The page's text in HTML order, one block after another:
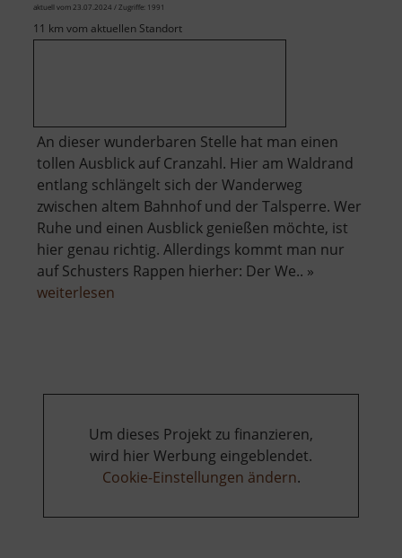
aktuell vom 23.07.2024 / Zugriffe: 1991
11 km vom aktuellen Standort
An dieser wunderbaren Stelle hat man einen
tollen Ausblick auf Cranzahl. Hier am Waldrand
entlang schlängelt sich der Wanderweg
zwischen altem Bahnhof und der Talsperre. Wer
Ruhe und einen Ausblick genießen möchte, ist
hier genau richtig. Allerdings kommt man nur
auf Schusters Rappen hierher: Der We.. »
weiterlesen
Um dieses Projekt zu finanzieren,
wird hier Werbung eingeblendet.
Cookie-Einstellungen ändern.